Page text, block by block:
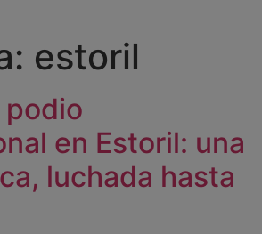
estoril
podio
en Estoril: una
luchada hasta